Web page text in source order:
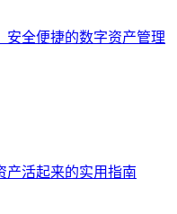
安全便捷的数字资产管理
产活起来的实用指南